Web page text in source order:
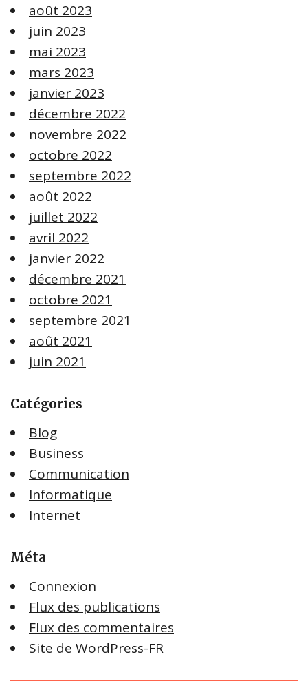
août 2023
juin 2023
mai 2023
mars 2023
janvier 2023
décembre 2022
novembre 2022
octobre 2022
septembre 2022
août 2022
juillet 2022
avril 2022
janvier 2022
décembre 2021
octobre 2021
septembre 2021
août 2021
juin 2021
Catégories
Blog
Business
Communication
Informatique
Internet
Méta
Connexion
Flux des publications
Flux des commentaires
Site de WordPress-FR